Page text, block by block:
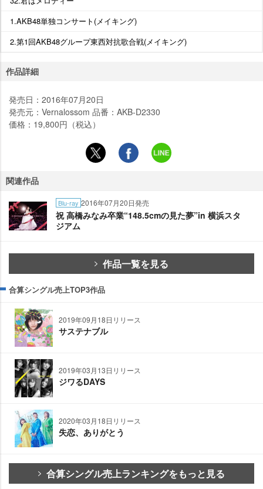
1.AKB48単独コンサート(メイキング)
2.第1回AKB48グループ東西対抗歌合戦(メイキング)
作品詳細
発売日：2016年07月20日
発売元：Vernalossom 品番：AKB-D2330
価格：19,800円（税込）
関連作品
Blu-ray 2016年07月20日発売
祝 高橋みなみ卒業“148.5cmの見た夢”in 横浜スタ
ジアム
作品一覧を見る
合算シングル売上TOP3作品
2019年09月18日リリース
サステナブル
2019年03月13日リリース
ジワるDAYS
2020年03月18日リリース
失恋、ありがとう
合算シングル売上ランキングをもっと見る